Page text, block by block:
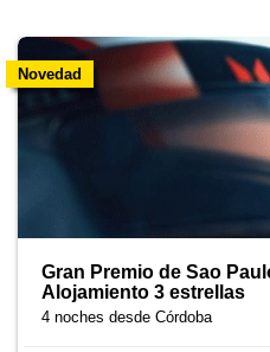
Novedad
Gran Premio de Sao
Alojamiento 3 estrellas
4 noches desde Córdoba